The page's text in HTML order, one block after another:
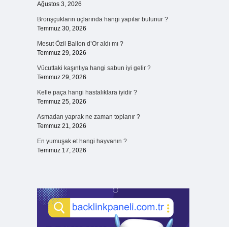
Ağustos 3, 2026
Bronşçukların uçlarında hangi yapılar bulunur ?
Temmuz 30, 2026
Mesut Özil Ballon d’Or aldı mı ?
Temmuz 29, 2026
Vücuttaki kaşıntıya hangi sabun iyi gelir ?
Temmuz 29, 2026
Kelle paça hangi hastalıklara iyidir ?
Temmuz 25, 2026
Asmadan yaprak ne zaman toplanır ?
Temmuz 21, 2026
En yumuşak et hangi hayvanın ?
Temmuz 17, 2026